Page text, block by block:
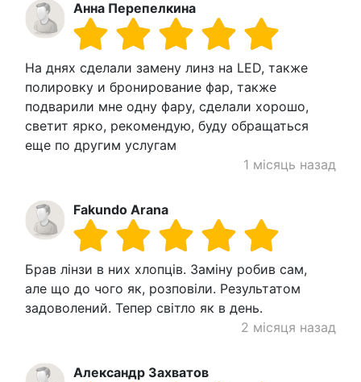
Анна Перепелкина
На днях сделали замену линз на LED, также
полировку и бронирование фар, также
подварили мне одну фару, сделали хорошо,
светит ярко, рекомендую, буду обращаться
еще по другим услугам
1 місяць назад
Fakundo Arana
Брав лінзи в них хлопців. Заміну робив сам,
але що до чого як, розповіли. Результатом
задоволений. Тепер світло як в день.
2 місяця назад
Александр Захватов